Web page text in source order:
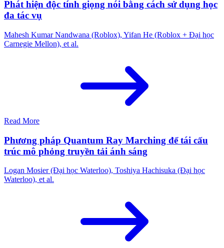
Phát hiện độc tính giọng nói bằng cách sử dụng học
đa tác vụ
Mahesh Kumar Nandwana (Roblox), Yifan He (Roblox + Đại học
Carnegie Mellon), et al.
Read More
Phương pháp Quantum Ray Marching để tái cấu
trúc mô phỏng truyền tải ánh sáng
Logan Mosier (Đại học Waterloo), Toshiya Hachisuka (Đại học
Waterloo), et al.